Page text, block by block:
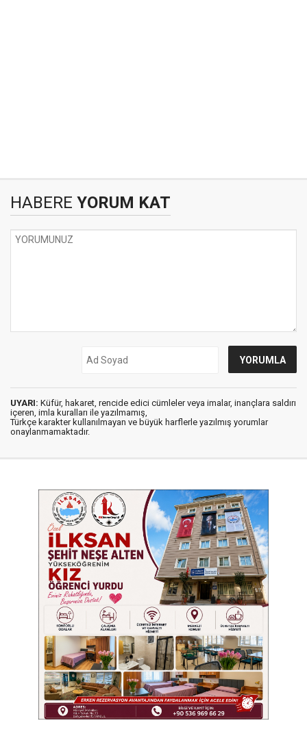
HABERE YORUM KAT
UYARI: Küfür, hakaret, rencide edici cümleler veya imalar, inançlara saldırı
içeren, imla kuralları ile yazılmamış,
Türkçe karakter kullanılmayan ve büyük harflerle yazılmış yorumlar
onaylanmamaktadır.